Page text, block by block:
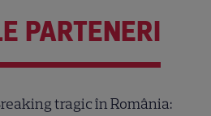
PARTENERI
tragic în România: